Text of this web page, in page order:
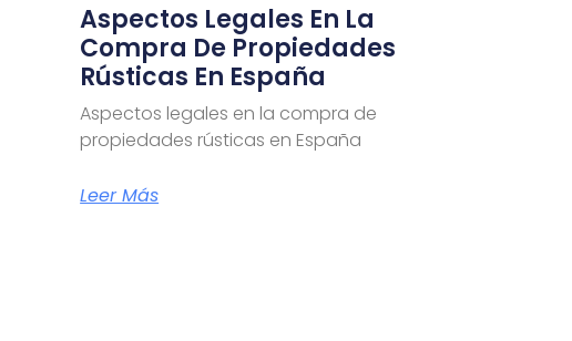
Aspectos Legales En La
Compra De Propiedades
Rústicas En España
Aspectos legales en la compra de
propiedades rústicas en España
Leer Más